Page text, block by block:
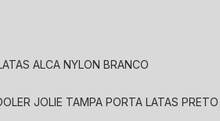
ALCA NYLON BRANCO
JOLIE TAMPA PORTA LATAS PRETO